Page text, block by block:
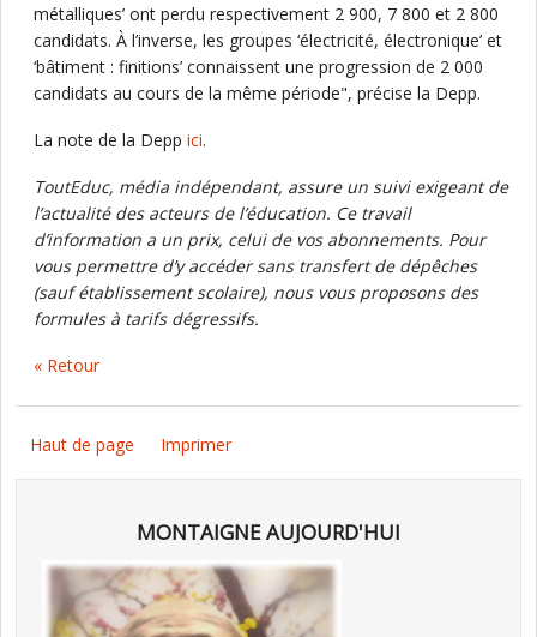
métalliques’ ont perdu respectivement 2 900, 7 800 et 2 800
candidats. À l’inverse, les groupes ‘électricité, électronique’ et
‘bâtiment : finitions’ connaissent une progression de 2 000
candidats au cours de la même période", précise la Depp.
La note de la Depp ici.
ToutEduc, média indépendant, assure un suivi exigeant de
l’actualité des acteurs de l’éducation. Ce travail
d’information a un prix, celui de vos abonnements. Pour
vous permettre d’y accéder sans transfert de dépêches
(sauf établissement scolaire), nous vous proposons des
formules à tarifs dégressifs.
« Retour
Haut de page Imprimer
MONTAIGNE AUJOURD'HUI